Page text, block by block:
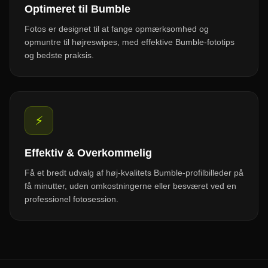
Optimeret til Bumble
Fotos er designet til at fange opmærksomhed og
opmuntre til højreswipes, med effektive Bumble-fototips
og bedste praksis.
⚡
Effektiv & Overkommelig
Få et bredt udvalg af høj-kvalitets Bumble-profilbilleder på
få minutter, uden omkostningerne eller besværet ved en
professionel fotosession.